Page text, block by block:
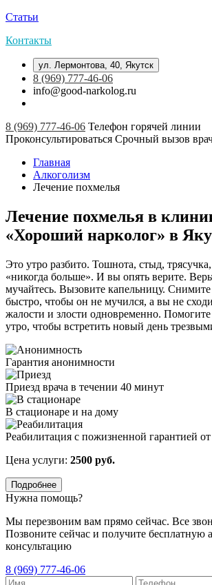
Статьи
Контакты
ул. Лермонтова, 40, Якутск
8 (969) 777-46-06
info@good-narkolog.ru
8 (969) 777-46-06 Телефон горячей линии
Проконсультироваться Срочный вызов
Главная
Алкоголизм
Лечение похмелья
Лечение похмелья в
«Хороший нарколог» в
Это утро разбито. Тошнота, стыд,
«никогда больше». И вы опять верите.
мучайтесь. Вызовите капельницу. Снимите
быстро, чтобы он не мучился, а вы не
жалости и злости одновременно.
утро, чтобы встретить новый день
Гарантия анонимности
Приезд врача в течении 40 минут
В стационаре и на дому
Реабилитация с пожизненной гарантией
Цена услуги: 2500 руб.
Подробнее
Нужна помощь?
Мы перезвоним вам прямо сейчас. Все
Позвоните сейчас и получите
консультацию
8 (969) 777-46-06